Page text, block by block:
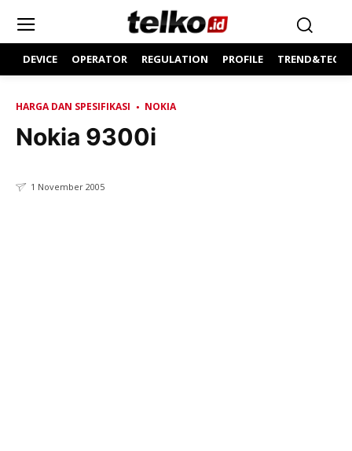
DEVICE OPERATOR REGULATION PROFILE
HARGA DAN SPESIFIKASI NOKIA
Nokia 9300i
1 November 2005